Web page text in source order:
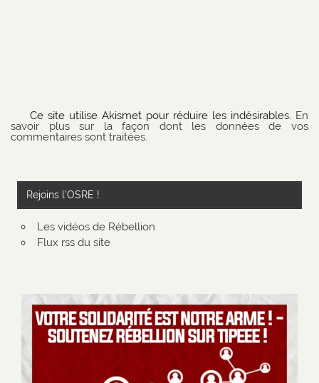
Ce site utilise Akismet pour réduire les indésirables. En
savoir plus sur la façon dont les données de vos
commentaires sont traitées.
Rejoins l’OSRE !
Les vidéos de Rébellion
Flux rss du site